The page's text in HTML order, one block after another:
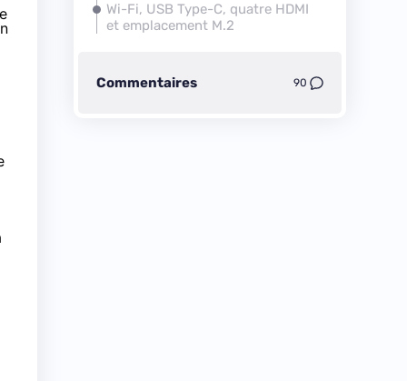
Wi-Fi, USB Type-C, quatre HDMI
et emplacement M.2
Commentaires 90